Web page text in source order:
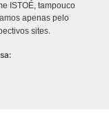
ISTOÉ, tampouco
apenas pelo
sites.